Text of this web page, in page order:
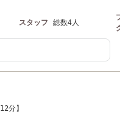
スタッフ 総数4人
分】